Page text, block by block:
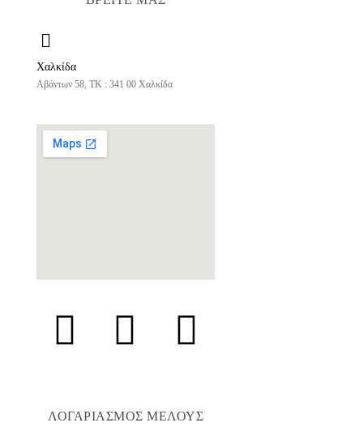
Χαλκίδα
Αβάντων 58, ΤΚ : 341 00 Χαλκίδα
ΛΟΓΑΡΙΑΣΜΟΣ ΜΕΛΟΥΣ